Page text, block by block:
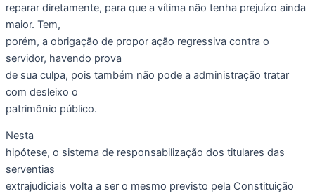
reparar diretamente, para que a vítima não tenha prejuízo ainda
maior. Tem,
porém, a obrigação de propor ação regressiva contra o
servidor, havendo prova
de sua culpa, pois também não pode a administração tratar
com desleixo o
patrimônio público.
Nesta
hipótese, o sistema de responsabilização dos titulares das
serventias
extrajudiciais volta a ser o mesmo previsto pela Constituição